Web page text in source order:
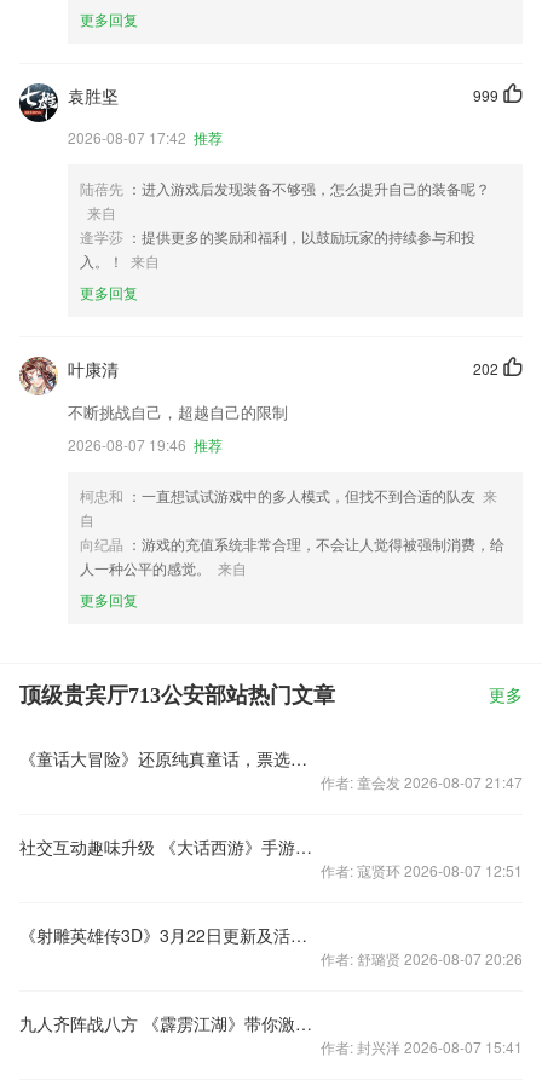
更多回复
999
袁胜坚
2026-08-07 17:42 推荐
陆蓓先 ：进入游戏后发现装备不够强，怎么提升自己的装备呢？
来自
逄学莎 ：提供更多的奖励和福利，以鼓励玩家的持续参与和投
入。！
来自
更多回复
202
叶康清
不断挑战自己，超越自己的限制
2026-08-07 19:46 推荐
柯忠和 ：一直想试试游戏中的多人模式，但找不到合适的队友 来
自
向纪晶 ：游戏的充值系统非常合理，不会让人觉得被强制消费，给
人一种公平的感觉。
来自
更多回复
顶级贵宾厅713公安部站热门文章 更多
《童话大冒险》还原纯真童话，票选最Q萌职业！
作者: 童会发 2026-08-07 21:47
社交互动趣味升级 《大话西游》手游战斗录像即将开放
作者: 寇贤环 2026-08-07 12:51
《射雕英雄传3D》3月22日更新及活动公告
作者: 舒璐贤 2026-08-07 20:26
九人齐阵战八方 《霹雳江湖》带你激战带你飞
作者: 封兴洋 2026-08-07 15:41